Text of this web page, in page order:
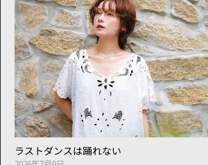
ラストダンスは踊れない